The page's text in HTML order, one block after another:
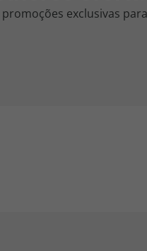
exclusivas